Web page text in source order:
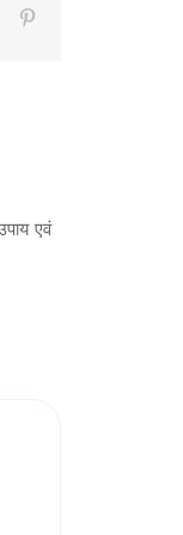
WhatsApp